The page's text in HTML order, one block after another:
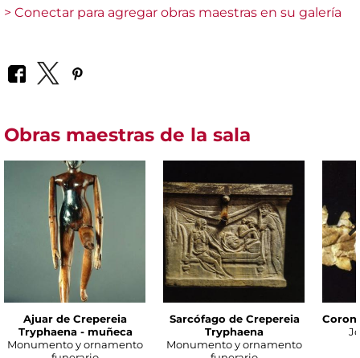
> Conectar para agregar obras maestras en su galería
Obras maestras de la sala
Ajuar de Crepereia
Tryphaena - muñeca
Monumento y ornamento
Sarcófago de Crepereia
Tryphaena
Monumento y ornamento